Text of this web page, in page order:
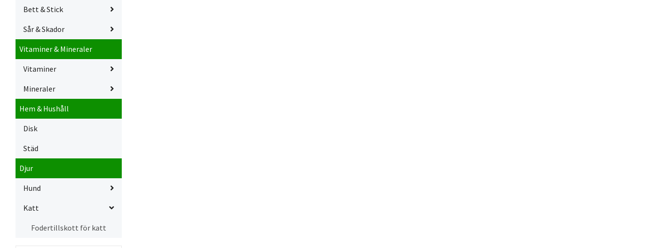
Bett & Stick
Sår & Skador
Vitaminer & Mineraler
Vitaminer
Mineraler
Hem & Hushåll
Disk
Städ
Djur
Hund
Katt
Fodertillskott för katt